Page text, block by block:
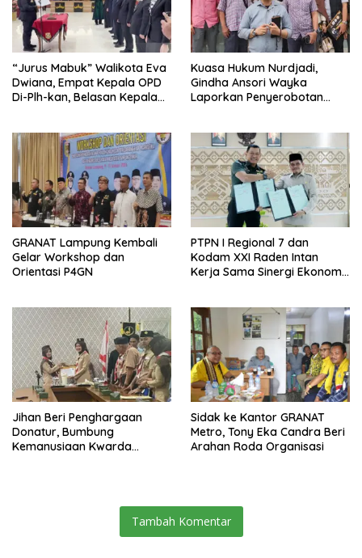
“Jurus Mabuk” Walikota Eva
Dwiana, Empat Kepala OPD
Di-Plh-kan, Belasan Kepala
Kuasa Hukum Nurdjadi,
Gindha Ansori Wayka
Laporkan Penyerobotan
GRANAT Lampung Kembali
Gelar Workshop dan
Orientasi P4GN
PTPN I Regional 7 dan
Kodam XXI Raden Intan
Kerja Sama Sinergi Ekonomi
Jihan Beri Penghargaan
Donatur, Bumbung
Kemanusiaan Kwarda
‎Sidak ke Kantor GRANAT
Metro, Tony Eka Candra Beri
Arahan Roda Organisasi
Tambah Komentar